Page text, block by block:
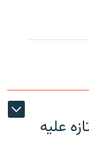
علیه